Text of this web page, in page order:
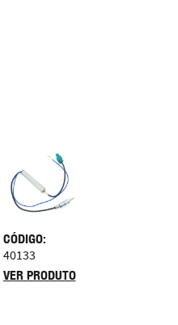
CÓDIGO:
40133
VER PRODUTO